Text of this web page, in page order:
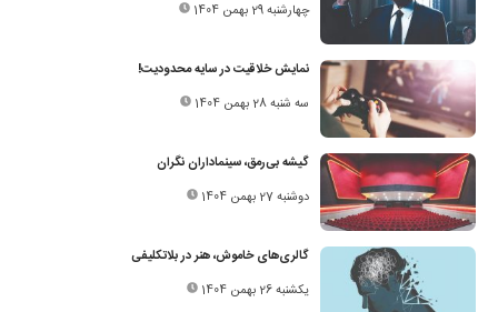
چهارشنبه 29 بهمن 1404
نمایش خلاقیت در سایه محدودیت!
سه شنبه 28 بهمن 1404
گیشه‌ بی‌رمق، سینماداران نگران
دوشنبه 27 بهمن 1404
گالری‌های خاموش، هنر در بلاتکلیفی
یکشنبه 26 بهمن 1404